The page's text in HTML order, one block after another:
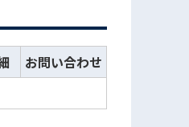
お問い合わせ